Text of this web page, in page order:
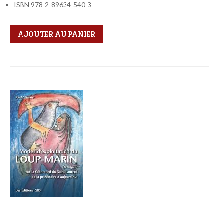
ISBN 978-2-89634-540-3
Qté
Format
AJOUTER AU PANIER